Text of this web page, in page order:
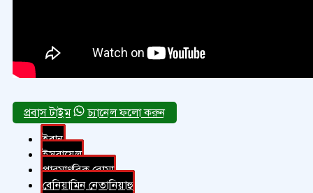
চ্যানেল ফলো করুন
ইরান
ইসরায়েল
পারমাণবিক বোমা
বেনিয়ামিন নেতানিয়াহু